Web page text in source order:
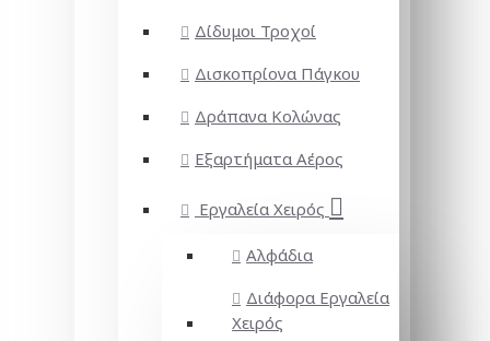
Δίδυμοι Τροχοί
Δισκοπρίονα Πάγκου
Δράπανα Κολώνας
Εξαρτήματα Αέρος
Εργαλεία Χειρός
Αλφάδια
Διάφορα Εργαλεία
Χειρός